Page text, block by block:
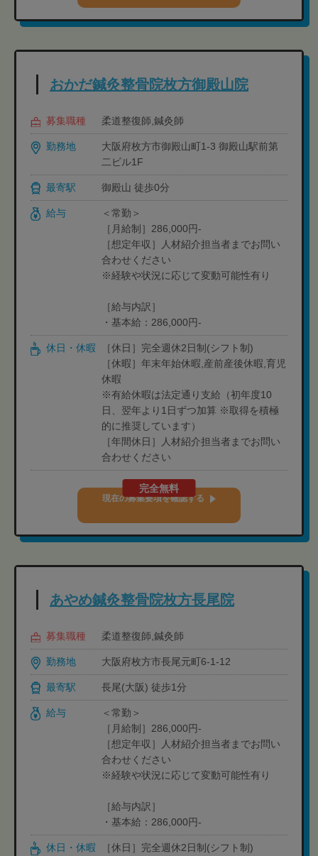
おかだ鍼灸整骨院枚方御殿山院
募集職種 柔道整復師,鍼灸師
勤務地
大阪府枚方市御殿山町1-3 御殿山駅前第
二ビル1F
最寄駅 御殿山 徒歩0分
給与
＜常勤＞
［月給制］286,000円-
［想定年収］人材紹介担当者までお問い
合わせください
※経験や状況に応じて変動可能性有り
［給与内訳］
・基本給：286,000円-
休日・休暇
［休日］完全週休2日制(シフト制)
［休暇］年末年始休暇,産前産後休暇,育児
休暇
※有給休暇は法定通り支給（初年度10
日、翌年より1日ずつ加算 ※取得を積極
的に推奨しています）
［年間休日］人材紹介担当者までお問い
合わせください
完全無料
現在の募集要項を確認する
あやめ鍼灸整骨院枚方長尾院
募集職種 柔道整復師,鍼灸師
勤務地 大阪府枚方市長尾元町6-1-12
最寄駅 長尾(大阪) 徒歩1分
給与
＜常勤＞
［月給制］286,000円-
［想定年収］人材紹介担当者までお問い
合わせください
※経験や状況に応じて変動可能性有り
［給与内訳］
・基本給：286,000円-
休日・休暇
［休日］完全週休2日制(シフト制)